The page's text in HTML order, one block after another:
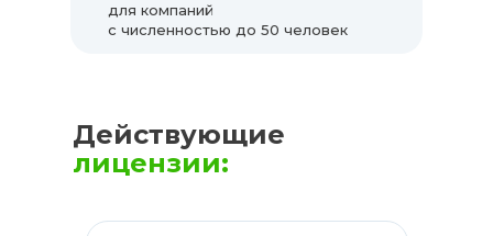
для компаний
с численностью до 50 человек
Действующие
лицензии: